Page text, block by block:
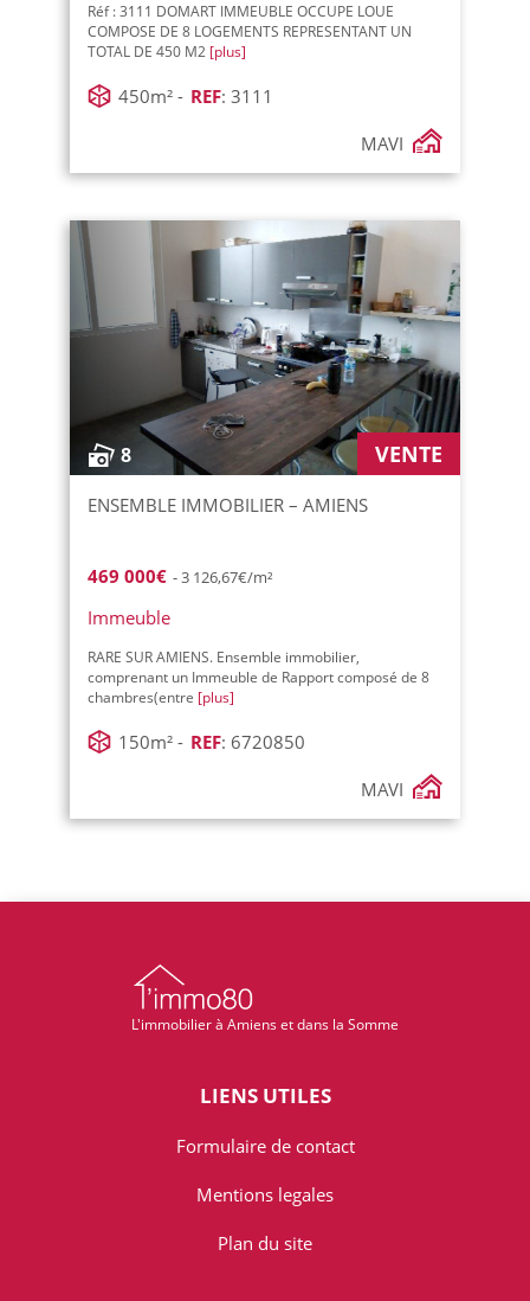
Réf : 3111 DOMART IMMEUBLE OCCUPE LOUE
COMPOSE DE 8 LOGEMENTS REPRESENTANT UN
TOTAL DE 450 M2 [plus]
450m² - REF: 3111
MAVI
8 VENTE
ENSEMBLE IMMOBILIER – AMIENS
469 000€ - 3 126,67€/m²
Immeuble
RARE SUR AMIENS. Ensemble immobilier,
comprenant un Immeuble de Rapport composé de 8
chambres(entre [plus]
150m² - REF: 6720850
MAVI
L'immobilier à Amiens et dans la Somme
LIENS UTILES
Formulaire de contact
Mentions legales
Plan du site